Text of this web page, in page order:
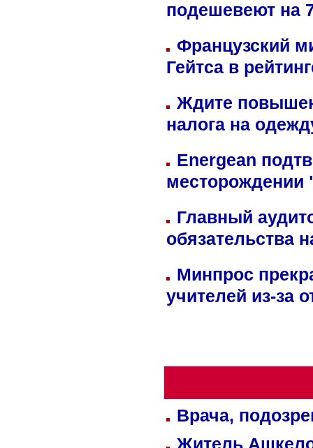
подешевеют на
Французский
Гейтса в
Ждите
налога на
Energean
Главный
обязательства
Минпрос
учителей из-за
Врача,